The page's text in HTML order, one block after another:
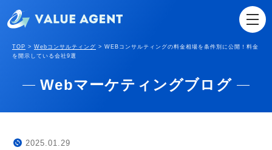
TOP > Webコンサルティング > WEBコンサルティングの料金相場を条件別に公開！料金
を開示している会社9選
Webマーケティングブログ
2025.01.29